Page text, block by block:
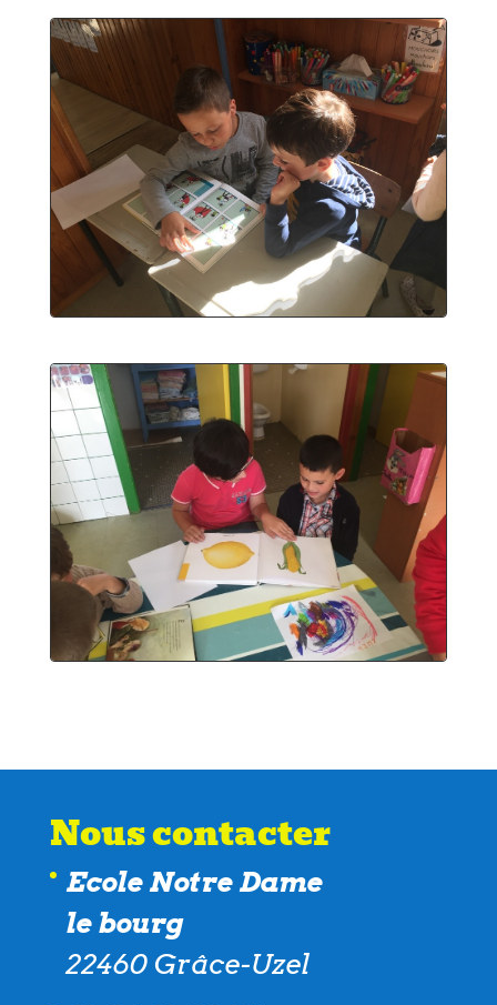
Nous contacter
Ecole Notre Dame
le bourg
22460 Grâce-Uzel